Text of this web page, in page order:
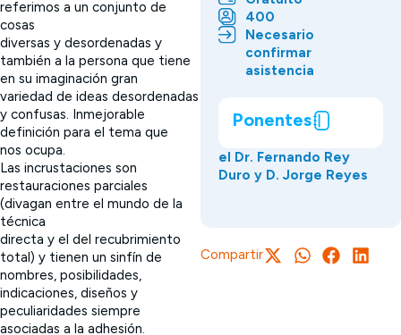
referimos a un conjunto de
cosas
diversas y desordenadas y
también a la persona que tiene
en su imaginación gran
variedad de ideas desordenadas
y confusas. Inmejorable
definición para el tema que
nos ocupa.
Las incrustaciones son
restauraciones parciales
(divagan entre el mundo de la
técnica
directa y el del recubrimiento
total) y tienen un sinfín de
nombres, posibilidades,
indicaciones, diseños y
peculiaridades siempre
asociadas a la adhesión.
400
Necesario
confirmar
asistencia
Ponentes
el Dr. Fernando Rey
Duro y D. Jorge Reyes
Compartir